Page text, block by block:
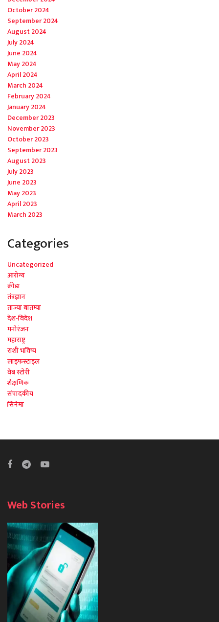
October 2024
September 2024
August 2024
July 2024
June 2024
May 2024
April 2024
March 2024
February 2024
January 2024
December 2023
November 2023
October 2023
September 2023
August 2023
July 2023
June 2023
May 2023
April 2023
March 2023
Categories
Uncategorized
आरोग्य
क्रीडा
तंत्रज्ञान
ताज्या बातम्या
देश-विदेश
मनोरंजन
महाराष्ट्र
राशी भविष्य
लाइफस्टाइल
वेब स्टोरी
शैक्षणिक
संपादकीय
सिनेमा
Web Stories